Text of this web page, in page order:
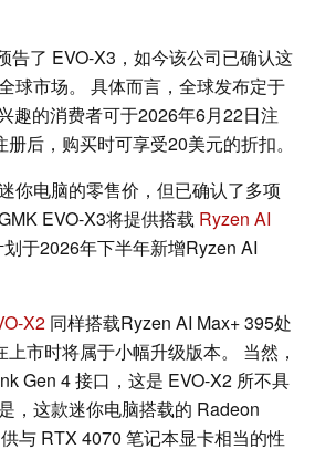
告了 EVO-X3，如今该公司已确认这
球市场。 具体而言，全球发布定于
趣的消费者可于2026年6月22日注
册后，购买时可享受20美元的折扣。
你电脑的零售价，但已确认了多项
EVO-X3将提供搭载 Ryzen AI
划于2026年下半年新增Ryzen AI
X2 同样搭载Ryzen AI Max+ 395处
市时将属于小幅升级版本。 当然，
Gen 4 接口，这是 EVO-X2 所不具
，这款迷你电脑搭载的 Radeon
与 RTX 4070 笔记本显卡相当的性